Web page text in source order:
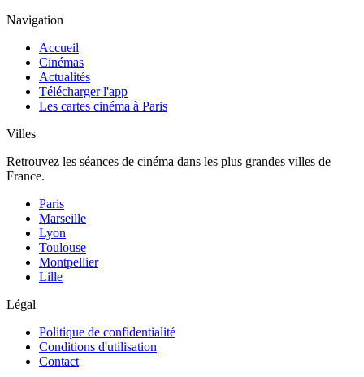
Navigation
Accueil
Cinémas
Actualités
Télécharger l'app
Les cartes cinéma à Paris
Villes
Retrouvez les séances de cinéma dans les plus grandes villes de
France.
Paris
Marseille
Lyon
Toulouse
Montpellier
Lille
Légal
Politique de confidentialité
Conditions d'utilisation
Contact